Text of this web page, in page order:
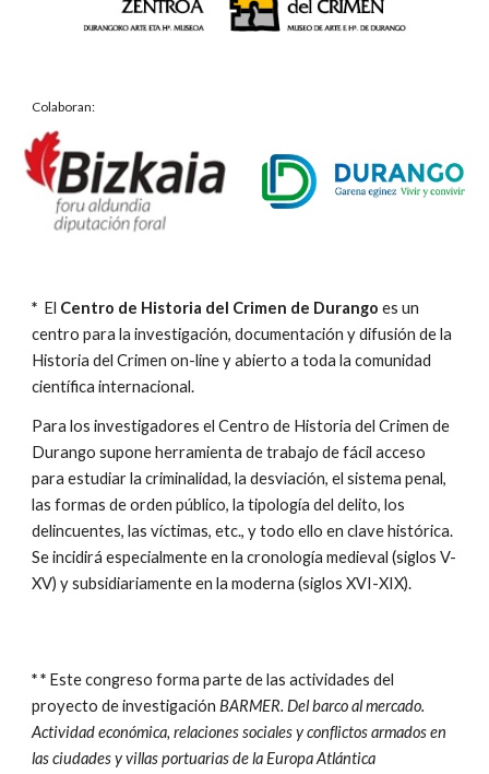
Colaboran:
* El Centro de Historia del Crimen de Durango es un
centro para la investigación, documentación y difusión de la
Historia del Crimen on-line y abierto a toda la comunidad
científica internacional.
Para los investigadores el Centro de Historia del Crimen de
Durango supone herramienta de trabajo de fácil acceso
para estudiar la criminalidad, la desviación, el sistema penal,
las formas de orden público, la tipología del delito, los
delincuentes, las víctimas, etc., y todo ello en clave histórica.
Se incidirá especialmente en la cronología medieval (siglos V-
XV) y subsidiariamente en la moderna (siglos XVI-XIX).
* * Este congreso forma parte de las actividades del
proyecto de investigaciónBARMER. Del barco al mercado.
Actividad económica, relaciones sociales y conflictos armados en
las ciudades y villas portuarias de la Europa Atlántica